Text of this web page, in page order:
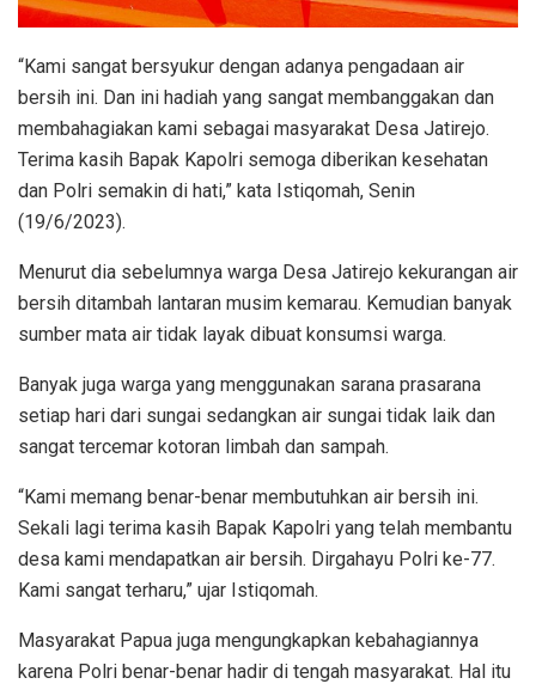
“Kami sangat bersyukur dengan adanya pengadaan air
bersih ini. Dan ini hadiah yang sangat membanggakan dan
membahagiakan kami sebagai masyarakat Desa Jatirejo.
Terima kasih Bapak Kapolri semoga diberikan kesehatan
dan Polri semakin di hati,” kata Istiqomah, Senin
(19/6/2023).
Menurut dia sebelumnya warga Desa Jatirejo kekurangan air
bersih ditambah lantaran musim kemarau. Kemudian banyak
sumber mata air tidak layak dibuat konsumsi warga.
Banyak juga warga yang menggunakan sarana prasarana
setiap hari dari sungai sedangkan air sungai tidak laik dan
sangat tercemar kotoran limbah dan sampah.
“Kami memang benar-benar membutuhkan air bersih ini.
Sekali lagi terima kasih Bapak Kapolri yang telah membantu
desa kami mendapatkan air bersih. Dirgahayu Polri ke-77.
Kami sangat terharu,” ujar Istiqomah.
Masyarakat Papua juga mengungkapkan kebahagiannya
karena Polri benar-benar hadir di tengah masyarakat. Hal itu